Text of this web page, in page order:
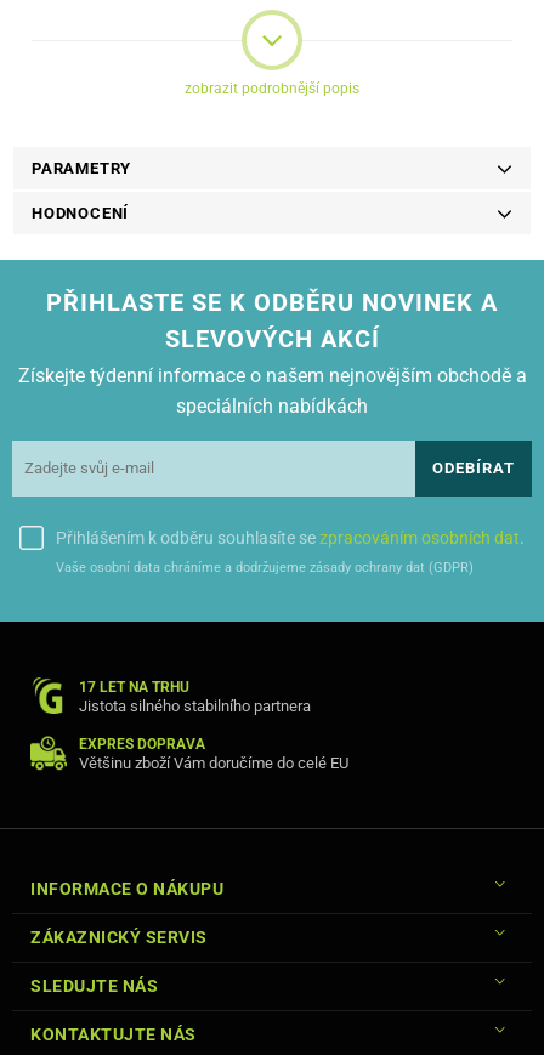
zobrazit podrobnější popis
PARAMETRY
HODNOCENÍ
PŘIHLASTE SE K ODBĚRU NOVINEK A
SLEVOVÝCH AKCÍ
Získejte týdenní informace o našem nejnovějším obchodě a
speciálních nabídkách
ODEBÍRAT
Přihlášením k odběru souhlasíte sezpracováním osobních dat.
Vaše osobní data chráníme a dodržujeme zásady ochrany dat (GDPR)
17 LET NA TRHU
Jistota silného stabilního partnera
EXPRES DOPRAVA
Většinu zboží Vám doručíme do celé EU
INFORMACE O NÁKUPU
ZÁKAZNICKÝ SERVIS
SLEDUJTE NÁS
KONTAKTUJTE NÁS